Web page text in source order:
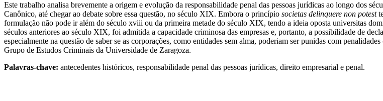
Este trabalho analisa brevemente a origem e evolução da responsabilidade penal das pessoas jurídicas ao longo dos
Canônico, até chegar ao debate sobre essa questão, no século XIX. Embora o princípio societas delinquere non potest
formulação não pode ir além do século xviii ou da primeira metade do século XIX, tendo a ideia oposta universitas
séculos anteriores ao século XIX, foi admitida a capacidade criminosa das empresas e, portanto, a possibilidade de
especialmente na questão de saber se as corporações, como entidades sem alma, poderiam ser punidas com
Grupo de Estudos Criminais da Universidade de Zaragoza.
Palavras-chave: antecedentes históricos, responsabilidade penal das pessoas jurídicas, direito empresarial e penal.